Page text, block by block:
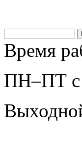
Время
ПН–ПТ с